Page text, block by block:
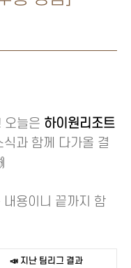
오늘은 하이원리조트
식과 함께 다가올 결
용이니 끝까지 함
📣 지난 팀리그 결과